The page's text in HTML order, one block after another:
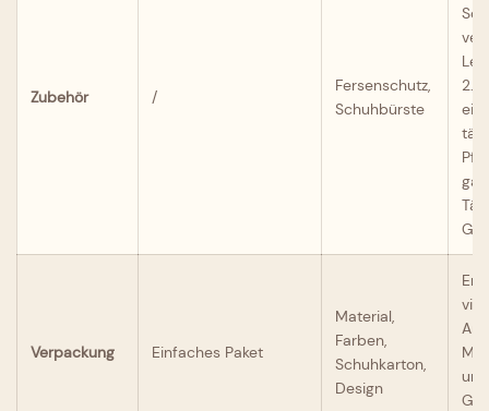
Zubehör /
Fersenschutz,
Schuhbürste
2.
Verpackung Einfaches Paket
Material,
Farben,
Schuhkarton,
Design